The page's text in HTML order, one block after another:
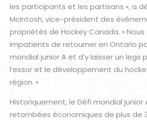
les participants et les partisans », a
McIntosh, vice-président des
propriétés de Hockey Canada. «
impatients de retourner en Ontario
mondial junior A et d’y laisser un legs
l’essor et le développement du
région. »
Historiquement, le Défi mondial junior
retombées économiques de plus de